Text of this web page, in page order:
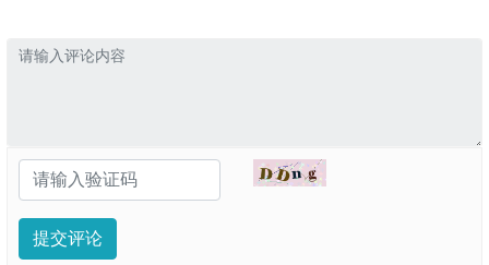
提交评论